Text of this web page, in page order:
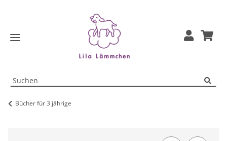
Bücher für 3 jährige